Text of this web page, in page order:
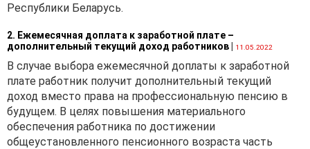
Республики Беларусь.
2. Ежемесячная доплата к заработной плате –
дополнительный текущий доход работников
11.05.2022
В случае выбора ежемесячной доплаты к заработной
плате работник получит дополнительный текущий
доход вместо права на профессиональную пенсию в
будущем. В целях повышения материального
обеспечения работника по достижении
общеустановленного пенсионного возраста часть